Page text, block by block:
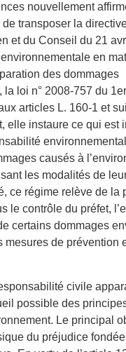
nouvellement
transposer la
et du Conseil du 21
en
des dommages
loi n° 2008-757 du
articles L. 160-1 et
elle instaure ce qui est
causés à
les modalités de
ce régime relève de la
le contrôle du préfet,
certains dommages
mesures de prévention
civile
possible des
Le principal
du préjudice